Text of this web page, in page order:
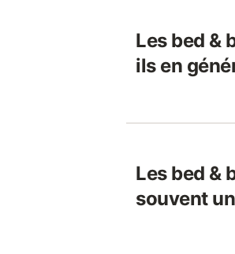
Les bed &
ils en
Les bed &
souvent